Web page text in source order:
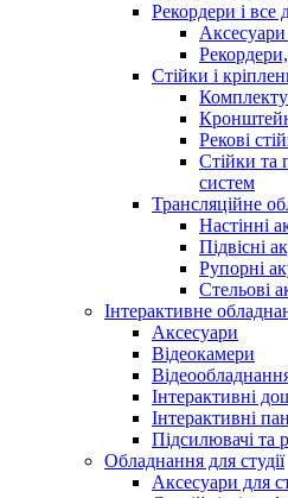
Рекордери і все
Аксесуари
Стійки і
Рекові
Стійки та
систем
Трансляційне
Настінні
Підвісні
Рупорні
Стельові
Інтерактивне
Аксесуари
Відеокамери
Інтерактивні
Інтерактивні
Підсилювачі та
Обладнання для студії
Аксесуари для